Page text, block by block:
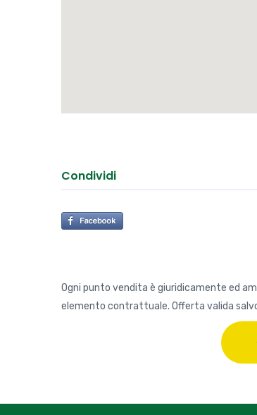
Condividi
Ogni punto vendita è giuridicamente ed
elemento contrattuale. Offerta valida